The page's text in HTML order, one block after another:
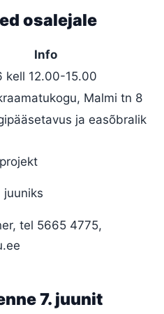
osalejale
Info
kell 12.00-15.00
Malmi tn 8
ja easõbralik
juuniks
tel 5665 4775,
7. juunit